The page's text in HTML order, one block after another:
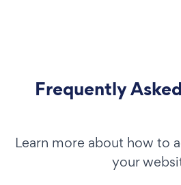
Frequently
Learn more about how to
your